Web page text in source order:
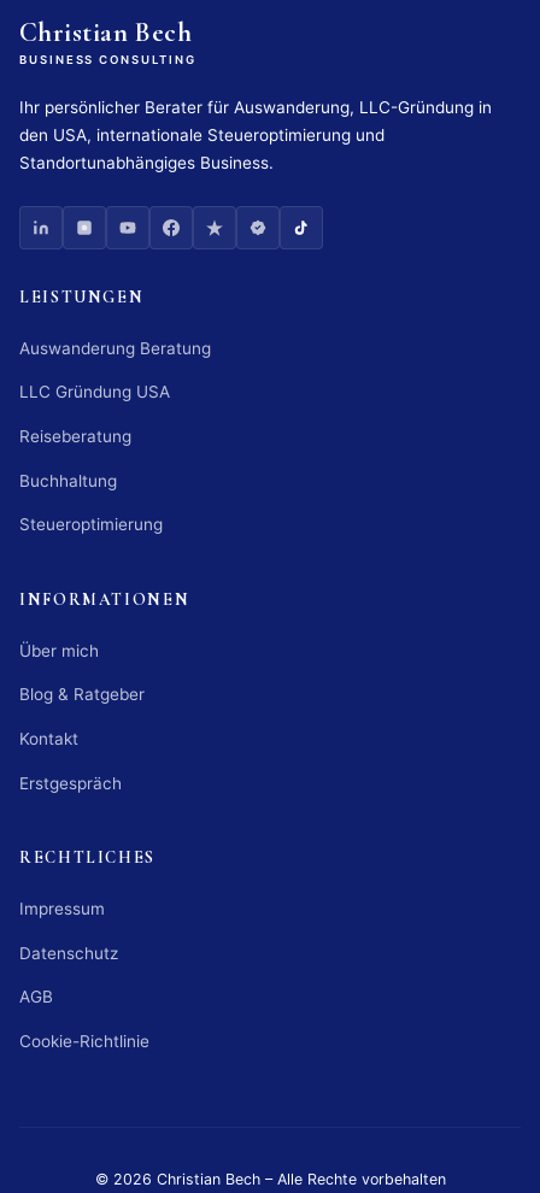
Christian Bech
BUSINESS CONSULTING
Ihr persönlicher Berater für Auswanderung, LLC-Gründung in
den USA, internationale Steueroptimierung und
Standortunabhängiges Business.
LEISTUNGEN
Auswanderung Beratung
LLC Gründung USA
Reiseberatung
Buchhaltung
Steueroptimierung
INFORMATIONEN
Über mich
Blog & Ratgeber
Kontakt
Erstgespräch
RECHTLICHES
Impressum
Datenschutz
AGB
Cookie-Richtlinie
© 2026 Christian Bech – Alle Rechte vorbehalten